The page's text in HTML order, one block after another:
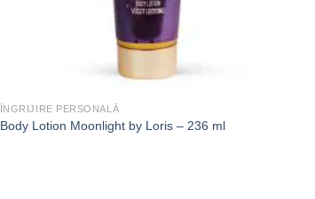
ÎNGRIJIRE PERSONALĂ
Body Lotion Moonlight by Loris – 236 ml